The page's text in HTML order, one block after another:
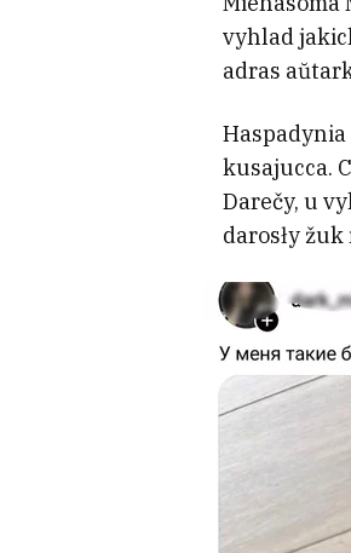
vyhlad
adras
kusajucca.
Darečy, u
darosły